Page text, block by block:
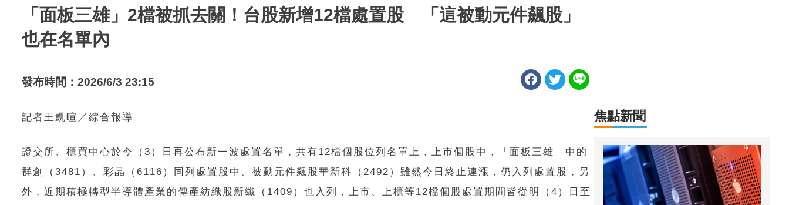
「面板三雄」2檔被抓去關！台股新增12檔處置股 「這被動元件飆股」
也在名單內
發布時間：2026/6/3 23:15
記者王凱暄／綜合報導
證交所、櫃買中心於今（3）日再公布新一波處置名單，共有12檔個股位列名單上，上市個股中，「面板三雄」中的
群創（3481）、彩晶（6116）同列處置股中、被動元件飆股華新科（2492）雖然今日終止連漲，仍入列處置股，另
外，近期積極轉型半導體產業的傳產紡織股新纖（1409）也入列，上市、上櫃等12檔個股處置期間皆從明（4）日至
焦點新聞